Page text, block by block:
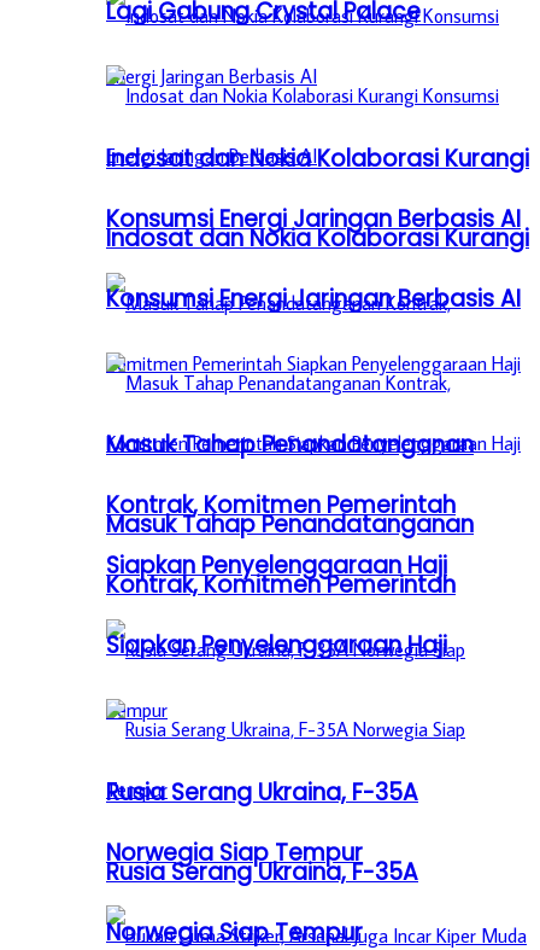
Indosat dan Nokia Kolaborasi Kurangi
Konsumsi Energi Jaringan Berbasis AI
Masuk Tahap Penandatanganan
Kontrak, Komitmen Pemerintah
Siapkan Penyelenggaraan Haji
Rusia Serang Ukraina, F-35A
Norwegia Siap Tempur
Lagi Gabung Crystal Palace
Indosat dan Nokia Kolaborasi Kurangi
Konsumsi Energi Jaringan Berbasis AI
Masuk Tahap Penandatanganan
Kontrak, Komitmen Pemerintah
Siapkan Penyelenggaraan Haji
Rusia Serang Ukraina, F-35A
Norwegia Siap Tempur